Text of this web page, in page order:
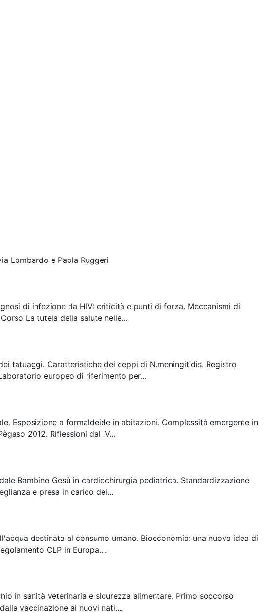
Lombardo e Paola Ruggeri
di infezione da HIV: criticità e punti di forza. Meccanismi di
La tutela della salute nelle...
tatuaggi. Caratteristiche dei ceppi di N.meningitidis. Registro
europeo di riferimento per...
Esposizione a formaldeide in abitazioni. Complessità emergente in
2012. Riflessioni dal IV...
Bambino Gesù in cardiochirurgia pediatrica. Standardizzazione
e presa in carico dei...
destinata al consumo umano. Bioeconomia: una nuova idea di
CLP in Europa....
in sanità veterinaria e sicurezza alimentare. Primo soccorso
vaccinazione ai nuovi nati....